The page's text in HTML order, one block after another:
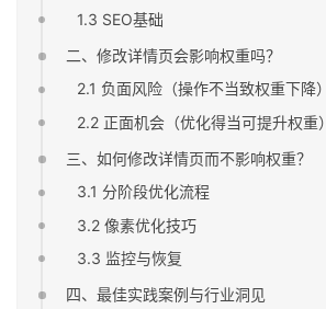
1.3 SEO基础
二、修改详情页会影响权重吗？
2.1 负面风险（操作不当致权重下降）
2.2 正面机会（优化得当可提升权重）
三、如何修改详情页而不影响权重？
3.1 分阶段优化流程
3.2 像素优化技巧
3.3 监控与恢复
四、最佳实践案例与行业洞见